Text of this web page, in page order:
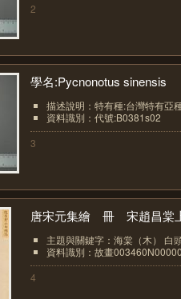
2
學名:Pycnonotus sinensis
描述說明：特有種:台灣特有亞
資料識別：代號:B0381s02
3
唐宋元集繪 冊 宋趙昌棠
主題與關鍵字：海棠（木） 白
資料識別：故畫
4